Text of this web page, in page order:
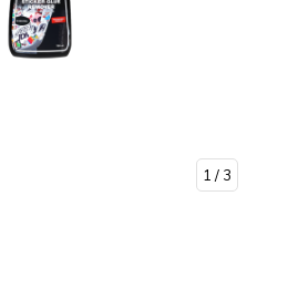
1 / 3